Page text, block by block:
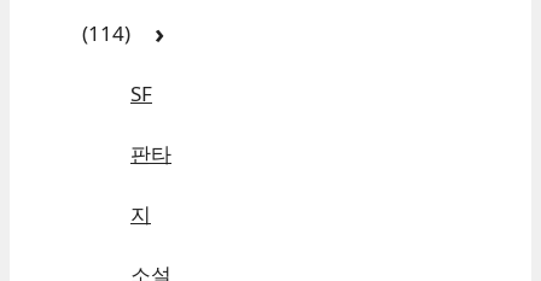
(114)
SF
판타
지
소설